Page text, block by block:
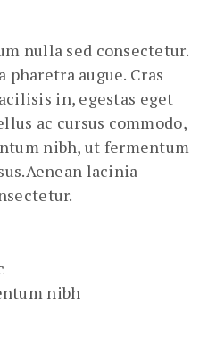
nulla sed consectetur.
augue. Cras
in, egestas eget
ac cursus commodo,
nibh, ut fermentum
lacinia
nibh